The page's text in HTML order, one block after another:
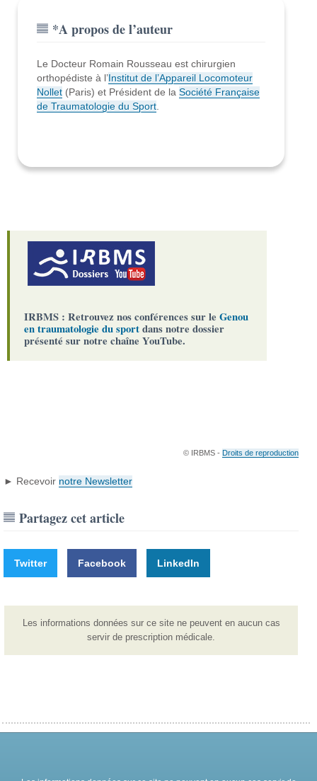
*A propos de l’auteur
Le Docteur Romain Rousseau est chirurgien
orthopédiste à l’Institut de l’Appareil Locomoteur
Nollet (Paris) et Président de laSociété Française
de Traumatologie du Sport.
IRBMS : Retrouvez nos conférences sur leGenou
en traumatologie du sportdans notre dossier
présenté sur notre chaîne YouTube.
© IRBMS - Droits de reproduction
► Recevoir notre Newsletter
Partagez cet article
Twitter Facebook LinkedIn
Les informations données sur ce site ne peuvent en aucun cas
servir de prescription médicale.